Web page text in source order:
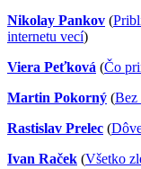
Nikolay Pankov (
internetu vecí)
Viera Peťková (Čo
Martin Pokorný (Bez
Rastislav Prelec (
Ivan Raček (Všetko